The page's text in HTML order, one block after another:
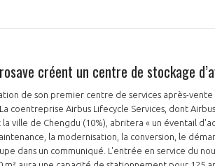
créent un centre de stockage
de son premier centre de services après-
coentreprise Airbus Lifecycle Services, dont
la ville de Chengdu (10%), abritera « un éventail
la modernisation, la conversion, le
dans un communiqué. L'entrée en service du